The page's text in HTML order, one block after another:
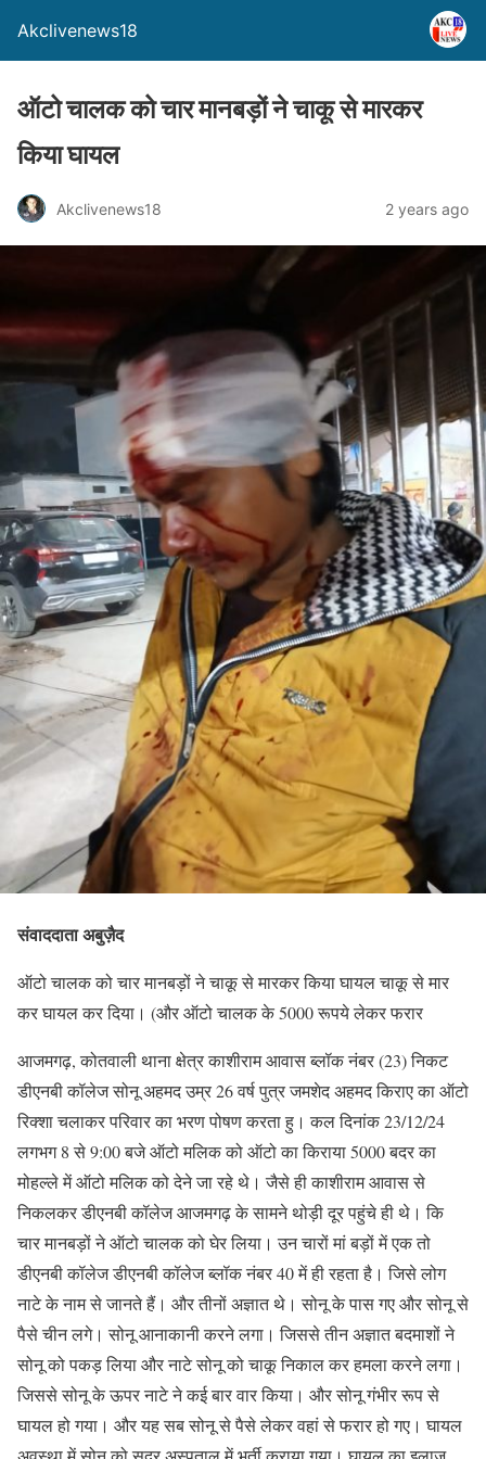
Akclivenews18
ऑटो चालक को चार मानबड़ों ने चाकू से मारकर
किया घायल
Akclivenews18 2 years ago
संवाददाता अबुज़ैद
ऑटो चालक को चार मानबड़ों ने चाकू से मारकर किया घायल चाकू से मार
कर घायल कर दिया। (और ऑटो चालक के 5000 रूपये लेकर फरार
आजमगढ़, कोतवाली थाना क्षेत्र काशीराम आवास ब्लॉक नंबर (23) निकट
डीएनबी कॉलेज सोनू अहमद उम्र 26 वर्ष पुत्र जमशेद अहमद किराए का ऑटो
रिक्शा चलाकर परिवार का भरण पोषण करता हु। कल दिनांक 23/12/24
लगभग 8 से 9:00 बजे ऑटो मलिक को ऑटो का किराया 5000 बदर का
मोहल्ले में ऑटो मलिक को देने जा रहे थे। जैसे ही काशीराम आवास से
निकलकर डीएनबी कॉलेज आजमगढ़ के सामने थोड़ी दूर पहुंचे ही थे। कि
चार मानबड़ों ने ऑटो चालक को घेर लिया। उन चारों मां बड़ों में एक तो
डीएनबी कॉलेज डीएनबी कॉलेज ब्लॉक नंबर 40 में ही रहता है। जिसे लोग
नाटे के नाम से जानते हैं। और तीनों अज्ञात थे। सोनू के पास गए और सोनू से
पैसे चीन लगे। सोनू आनाकानी करने लगा। जिससे तीन अज्ञात बदमाशों ने
सोनू को पकड़ लिया और नाटे सोनू को चाकू निकाल कर हमला करने लगा।
जिससे सोनू के ऊपर नाटे ने कई बार वार किया। और सोनू गंभीर रूप से
घायल हो गया। और यह सब सोनू से पैसे लेकर वहां से फरार हो गए। घायल